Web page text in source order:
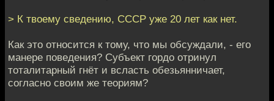
> К твоему сведению, СССР уже 20 лет как нет.
Как это относится к тому, что мы обсуждали, - его
манере поведения? Субъект гордо отринул
тоталитарный гнёт и всласть обезьянничает,
согласно своим же теориям?